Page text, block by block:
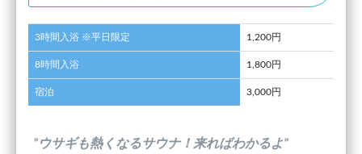
3時間入浴 ※平日限定 1,200円
8時間入浴 1,800円
宿泊 3,000円
”ウサギも熱くなるサウナ！来ればわかるよ”